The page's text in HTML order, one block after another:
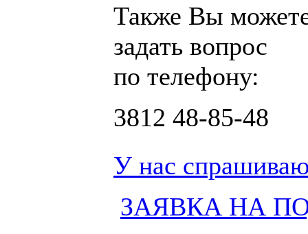
Также Вы
задать вопрос
по телефону:
3812 48-85-48
У нас
ЗАЯВКА НА